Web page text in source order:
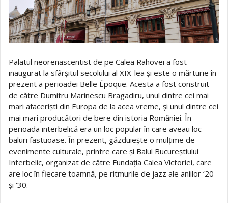
Palatul neorenascentist de pe Calea Rahovei a fost
inaugurat la sfârșitul secolului al XIX-lea și este o mărturie în
prezent a perioadei Belle Époque. Acesta a fost construit
de către Dumitru Marinescu Bragadiru, unul dintre cei mai
mari afaceriști din Europa de la acea vreme, și unul dintre cei
mai mari producători de bere din istoria României. În
perioada interbelică era un loc popular în care aveau loc
baluri fastuoase. În prezent, găzduiește o mulțime de
evenimente culturale, printre care și Balul Bucureștiului
Interbelic, organizat de către Fundația Calea Victoriei, care
are loc în fiecare toamnă, pe ritmurile de jazz ale aniilor ‘20
și ‘30.